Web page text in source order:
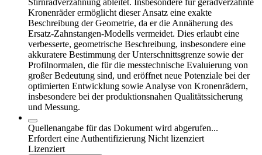
Stirnradverzahnung ableitet. Insbesondere für geradverzahnte
Kronenräder ermöglicht dieser Ansatz eine exakte
Beschreibung der Geometrie, da er die Annäherung des
Ersatz-Zahnstangen-Modells vermeidet. Dies erlaubt eine
verbesserte, geometrische Beschreibung, insbesondere eine
akkuratere Bestimmung der Unterschnittsgrenze sowie der
Profilnormalen, die für die messtechnische Evaluierung von
großer Bedeutung sind, und eröffnet neue Potenziale bei der
optimierten Entwicklung sowie Analyse von Kronenrädern,
insbesondere bei der produktionsnahen Qualitätssicherung
und Messung.
Quellenangabe für das Dokument wird abgerufen...
Erfordert eine Authentifizierung Nicht lizenziert
Lizenziert